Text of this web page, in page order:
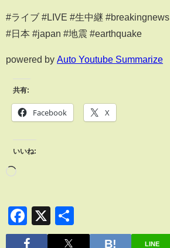
#ライブ #LIVE #生中継 #breakingnews
#日本 #japan #地震 #earthquake
powered by Auto Youtube Summarize
共有:
Facebook X
いいね:
Facebook
X
有
LINE